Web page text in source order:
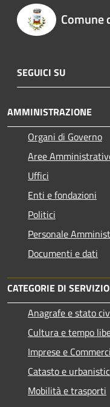
Comune
SEGUICI SU
AMMINISTRAZIONE
Organi di Governo
Aree
Uffici
Enti e fondazioni
Politici
Personale
Documenti e dati
CATEGORIE DI SERVIZIO
Anagrafe e stato
Cultura e tempo
Imprese e
Catasto e
Mobilità e trasporti